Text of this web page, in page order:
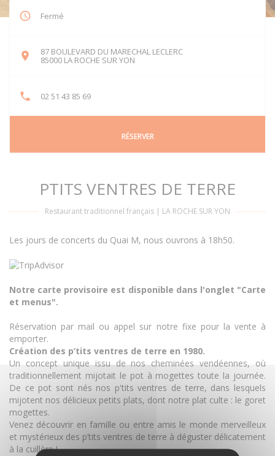
Fermé
87 BOULEVARD DU MARECHAL LECLERC
85000 LA ROCHE SUR YON
02 51 43 85 69
RÉSERVER
PTITS VENTRES DE TERRE
Restaurant traditionnel français | LA ROCHE SUR YON
Les jours de concerts du Quai M, nous ouvrons à 18h50.
Notre carte provisoire est disponible dans l'onglet "Carte
et menus".
Réservation par mail ou appel sur notre fixe pour la vente à
emporter.
Création des p’tits ventres de terre en 1980.
Un concept unique issu de nos cheminées vendéennes, où
traditionnellement mijotait le pot à mogettes toute la journée.
De ce pot sont nés nos p'tits ventres de terre, dans lesquels
mijotent nos délicieux petits plats, dont notre plat culte : le goret
mogettes.
Venez découvrir en famille ou entre amis le monde merveilleux
et mystérieux des p’tits ventres de terre à déguster délicatement
à la cuillère !